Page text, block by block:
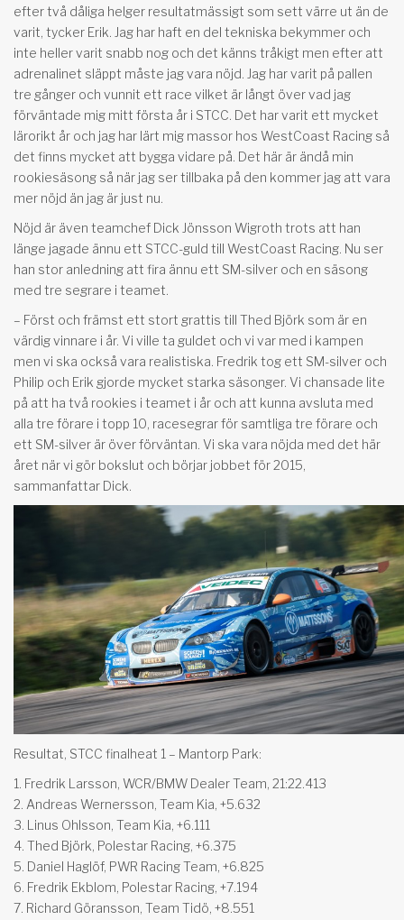
efter två dåliga helger resultatmässigt som sett värre ut än de
varit, tycker Erik. Jag har haft en del tekniska bekymmer och
inte heller varit snabb nog och det känns tråkigt men efter att
adrenalinet släppt måste jag vara nöjd. Jag har varit på pallen
tre gånger och vunnit ett race vilket är långt över vad jag
förväntade mig mitt första år i STCC. Det har varit ett mycket
lärorikt år och jag har lärt mig massor hos WestCoast Racing så
det finns mycket att bygga vidare på. Det här är ändå min
rookiesäsong så när jag ser tillbaka på den kommer jag att vara
mer nöjd än jag är just nu.
Nöjd är även teamchef Dick Jönsson Wigroth trots att han
länge jagade ännu ett STCC-guld till WestCoast Racing. Nu ser
han stor anledning att fira ännu ett SM-silver och en säsong
med tre segrare i teamet.
– Först och främst ett stort grattis till Thed Björk som är en
värdig vinnare i år. Vi ville ta guldet och vi var med i kampen
men vi ska också vara realistiska. Fredrik tog ett SM-silver och
Philip och Erik gjorde mycket starka säsonger. Vi chansade lite
på att ha två rookies i teamet i år och att kunna avsluta med
alla tre förare i topp 10, racesegrar för samtliga tre förare och
ett SM-silver är över förväntan. Vi ska vara nöjda med det här
året när vi gör bokslut och börjar jobbet för 2015,
sammanfattar Dick.
Resultat, STCC finalheat 1 – Mantorp Park:
1. Fredrik Larsson, WCR/BMW Dealer Team, 21:22.413
2. Andreas Wernersson, Team Kia, +5.632
3. Linus Ohlsson, Team Kia, +6.111
4. Thed Björk, Polestar Racing, +6.375
5. Daniel Haglöf, PWR Racing Team, +6.825
6. Fredrik Ekblom, Polestar Racing, +7.194
7. Richard Göransson, Team Tidö, +8.551